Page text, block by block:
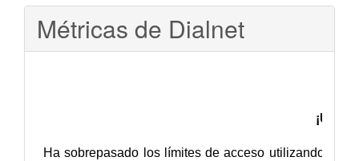
Métricas de Dialnet